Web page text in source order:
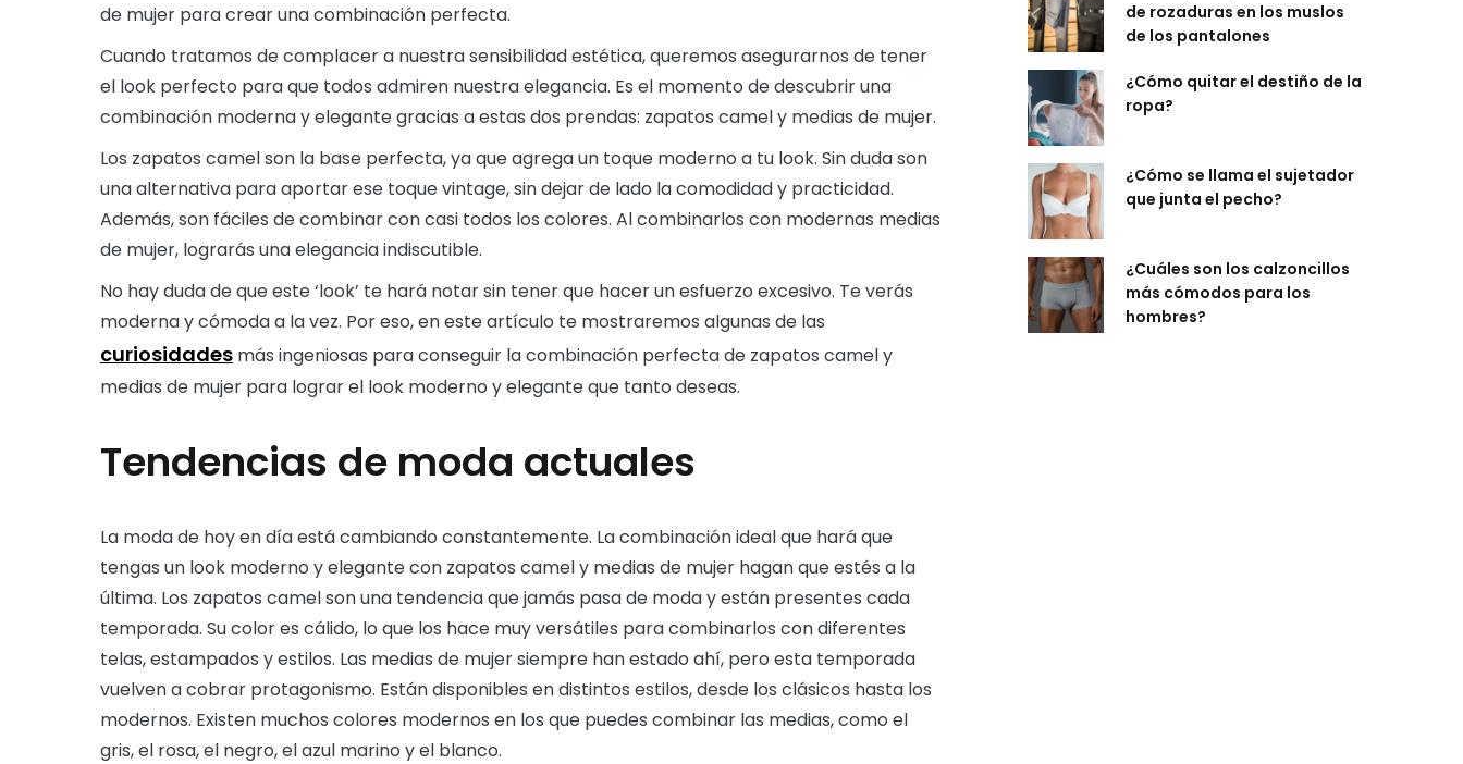
de mujer para crear una combinación perfecta.
Cuando tratamos de complacer a nuestra sensibilidad estética, queremos asegurarnos de tener
el look perfecto para que todos admiren nuestra elegancia. Es el momento de descubrir una
combinación moderna y elegante gracias a estas dos prendas: zapatos camel y medias de mujer.
Los zapatos camel son la base perfecta, ya que agrega un toque moderno a tu look. Sin duda son
una alternativa para aportar ese toque vintage, sin dejar de lado la comodidad y practicidad.
Además, son fáciles de combinar con casi todos los colores. Al combinarlos con modernas medias
de mujer, lograrás una elegancia indiscutible.
No hay duda de que este ‘look’ te hará notar sin tener que hacer un esfuerzo excesivo. Te verás
moderna y cómoda a la vez. Por eso, en este artículo te mostraremos algunas de las
curiosidades más ingeniosas para conseguir la combinación perfecta de zapatos camel y
medias de mujer para lograr el look moderno y elegante que tanto deseas.
Tendencias de moda actuales
La moda de hoy en día está cambiando constantemente. La combinación ideal que hará que
tengas un look moderno y elegante con zapatos camel y medias de mujer hagan que estés a la
última. Los zapatos camel son una tendencia que jamás pasa de moda y están presentes cada
temporada. Su color es cálido, lo que los hace muy versátiles para combinarlos con diferentes
telas, estampados y estilos. Las medias de mujer siempre han estado ahí, pero esta temporada
vuelven a cobrar protagonismo. Están disponibles en distintos estilos, desde los clásicos hasta los
modernos. Existen muchos colores modernos en los que puedes combinar las medias, como el
gris, el rosa, el negro, el azul marino y el blanco.
de rozaduras en los muslos
de los pantalones
¿Cómo quitar el destiño de la
ropa?
¿Cómo se llama el sujetador
que junta el pecho?
¿Cuáles son los calzoncillos
más cómodos para los
hombres?